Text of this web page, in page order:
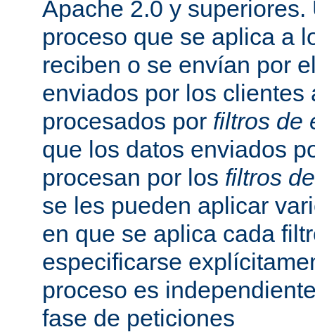
Apache 2.0 y
proceso que se aplica a
reciben o se envían por
enviados por los clientes
procesados por filtros de
que los datos enviados
procesan por los filtros
se les pueden aplicar
en que se aplica cada
especificarse
proceso es
fase de peticiones